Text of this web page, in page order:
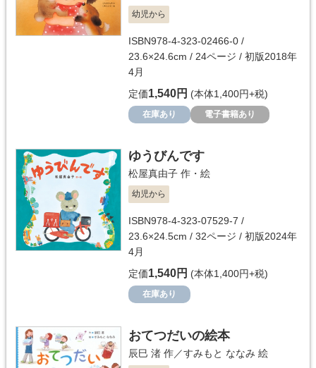
幼児から
ISBN978-4-323-02466-0 /
23.6×24.6cm / 24ページ / 初版2018年
4月
定価1,540円 (本体1,400円+税)
在庫あり 電子書籍あり
ゆうびんです
松屋真由子 作・絵
幼児から
ISBN978-4-323-07529-7 /
23.6×24.5cm / 32ページ / 初版2024年
4月
定価1,540円 (本体1,400円+税)
在庫あり
おてつだいの絵本
辰巳 渚 作／すみもと ななみ 絵